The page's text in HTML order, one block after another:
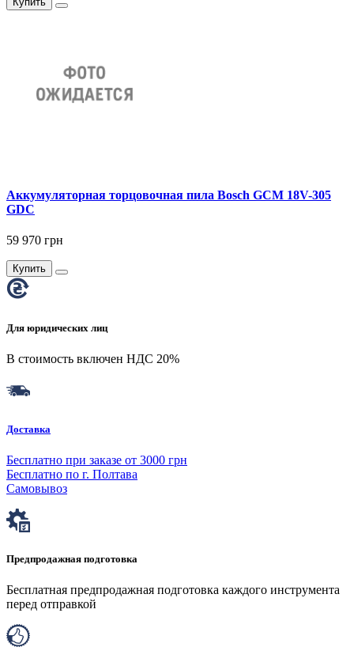
Аккумуляторная торцовочная пила Bosch GCM 18V-305
GDC
59 970 грн
Купить
Для юридических лиц
В стоимость включен НДС 20%
Доставка
Бесплатно при заказе от 3000 грн
Бесплатно по г. Полтава
Самовывоз
Предпродажная подготовка
Бесплатная предпродажная подготовка каждого инструмента
перед отправкой